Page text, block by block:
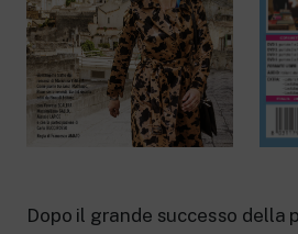
New 24 ore su 24:
e aggiornamenti.
Le redazioni regionali di
Rai TgR
Rai Cultura
Dopo il grande successo della